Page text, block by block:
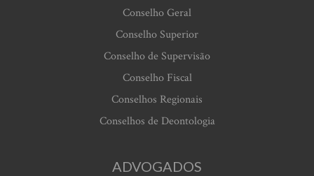
Conselho Geral
Conselho Superior
Conselho de Supervisão
Conselho Fiscal
Conselhos Regionais
Conselhos de Deontologia
ADVOGADOS